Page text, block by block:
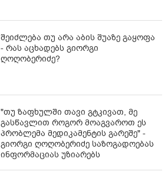
შეიძლება თუ არა აბის შუაზე გაყოფა
- რას აცხადებს გიორგი
ღოღობერიძე?
"თუ ზაფხულში თავი გტკივათ, მე
გასწავლით როგორ მოაგვაროთ ეს
პრობლემა მედიკამენტის გარეშე" -
გიორგი ღოღობერიძე საზოგადოებას
ინფორმაციას უზიარებს